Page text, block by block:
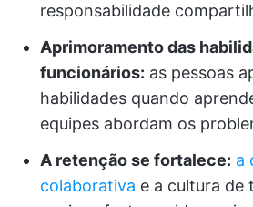
responsabilidade
Aprimoramento das
funcionários: as pessoas
habilidades quando
equipes abordam os
A retenção se fortalece: a
colaborativa e a cultura de